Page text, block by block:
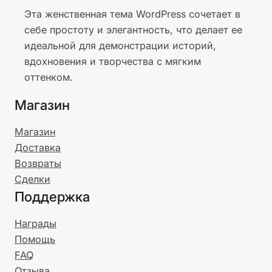
Эта женственная тема WordPress сочетает в
себе простоту и элегантность, что делает ее
идеальной для демонстрации историй,
вдохновения и творчества с мягким
оттенком.
Магазин
Магазин
Доставка
Возвраты
Сделки
Поддержка
Награды
Помощь
FAQ